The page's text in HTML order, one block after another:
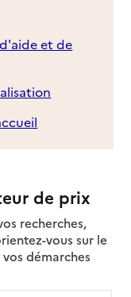
et de
de prix
recherches,
vous sur le
démarches